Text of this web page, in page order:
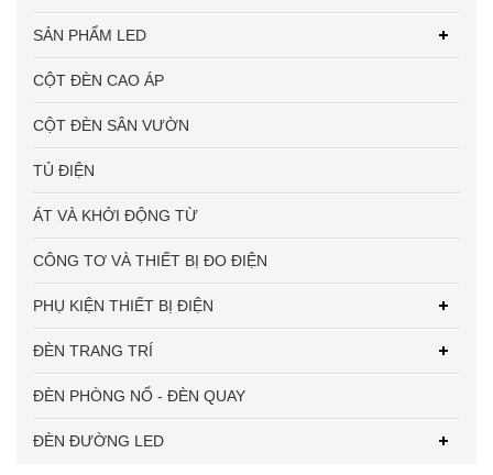
SẢN PHẨM LED
CỘT ĐÈN CAO ÁP
CỘT ĐÈN SÂN VƯỜN
TỦ ĐIỆN
ÁT VÀ KHỞI ĐỘNG TỪ
CÔNG TƠ VÀ THIẾT BỊ ĐO ĐIỆN
PHỤ KIỆN THIẾT BỊ ĐIỆN
ĐÈN TRANG TRÍ
ĐÈN PHÒNG NỔ - ĐÈN QUAY
ĐÈN ĐƯỜNG LED